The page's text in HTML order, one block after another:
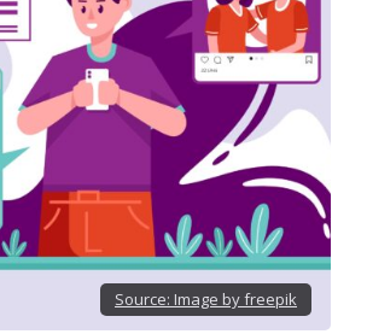
Source: Image by freepik